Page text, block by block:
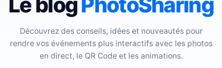
Découvrez des conseils, idées et nouveautés pour
rendre vos événements plus interactifs avec les photos
en direct, le QR Code et les animations.